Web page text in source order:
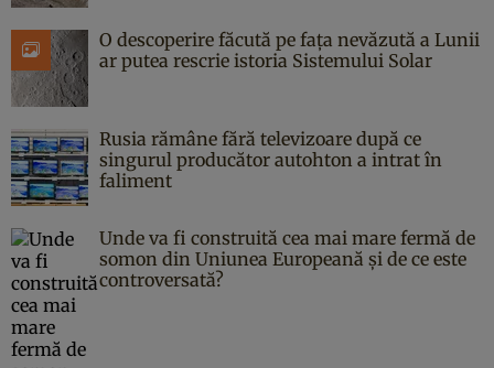
O descoperire făcută pe fața nevăzută a Lunii
ar putea rescrie istoria Sistemului Solar
Rusia rămâne fără televizoare după ce
singurul producător autohton a intrat în
faliment
Unde va fi construită cea mai mare fermă de
somon din Uniunea Europeană și de ce este
controversată?